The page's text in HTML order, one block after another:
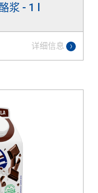
浆 - 1 l
详细信息